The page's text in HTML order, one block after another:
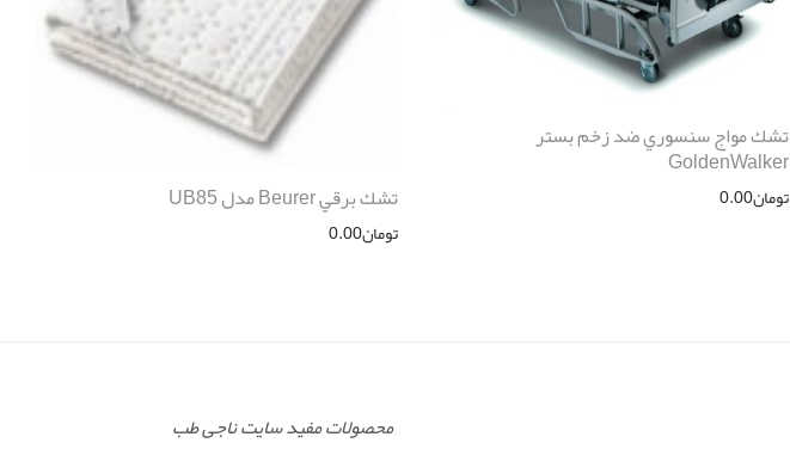
تشك مواج سنسوري ضد زخم بستر
GoldenWalker
تومان0.00 تشك برقي Beurer مدل UB85
تومان0.00
محصولات مفید سایت ناجی طب